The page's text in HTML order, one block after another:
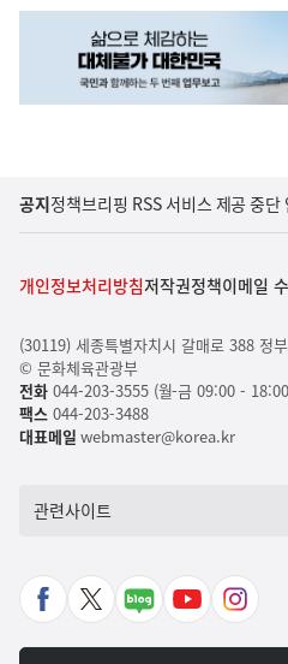
공지정책브리핑 RSS 서비스 제공 중단
개인정보처리방침저작권정책이메일
(30119) 세종특별자치시 갈매로 388 정
© 문화체육관광부
전화044-203-3555 (월-금 09:00 -
팩스 044-203-3488
대표메일 webmaster@korea.kr
관련사이트
페
X
네
유
인